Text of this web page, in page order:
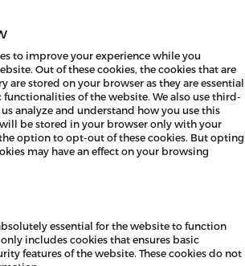
to improve your experience while you
Out of these cookies, the cookies that are
are stored on your browser as they are essential
of the website. We also use third-
analyze and understand how you use this
will be stored in your browser only with your
option to opt-out of these cookies. But opting
may have an effect on your browsing
essential for the website to function
includes cookies that ensures basic
features of the website. These cookies do not